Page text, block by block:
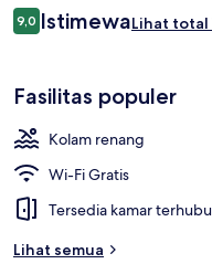
Ulasan
9,09,0 dari 10
IstimewaLihat total
Fasilitas populer
Kolam renang
Wi-Fi Gratis
Tersedia kamar
Lihat semua